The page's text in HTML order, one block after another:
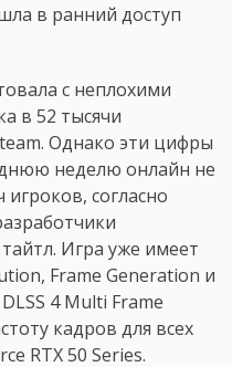
в ранний доступ
с неплохими
в 52 тысячи
Однако эти цифры
неделю онлайн не
согласно
Игра уже имеет
Frame Generation и
4 Multi Frame
кадров для всех
RTX 50 Series.